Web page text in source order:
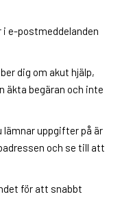
i e-postmeddelanden
dig om akut hjälp,
äkta begäran och inte
uppgifter på är
och se till att
för att snabbt